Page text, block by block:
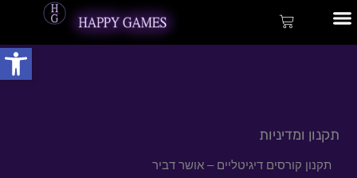
לתוכן
דילוג
עגלת
תקנון ומדיניות
תקנון קורסים דיגיטליים – אושר דביר